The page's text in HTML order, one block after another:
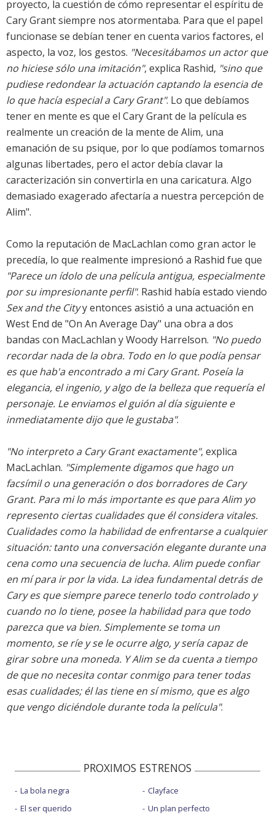
proyecto, la cuestión de cómo representar el espíritu de
Cary Grant siempre nos atormentaba. Para que el papel
funcionase se debían tener en cuenta varios factores, el
aspecto, la voz, los gestos. "Necesitábamos un actor que
no hiciese sólo una imitación", explica Rashid, "sino que
pudiese redondear la actuación captando la esencia de
lo que hacía especial a Cary Grant". Lo que debíamos
tener en mente es que el Cary Grant de la película es
realmente un creación de la mente de Alim, una
emanación de su psique, por lo que podíamos tomarnos
algunas libertades, pero el actor debía clavar la
caracterización sin convertirla en una caricatura. Algo
demasiado exagerado afectaría a nuestra percepción de
Alim".
Como la reputación de MacLachlan como gran actor le
precedía, lo que realmente impresionó a Rashid fue que
"Parece un ídolo de una película antigua, especialmente
por su impresionante perfil". Rashid había estado viendo
Sex and the Cityy entonces asistió a una actuación en
West End de "On An Average Day" una obra a dos
bandas con MacLachlan y Woody Harrelson. "No puedo
recordar nada de la obra. Todo en lo que podía pensar
es que hab'a encontrado a mi Cary Grant. Poseía la
elegancia, el ingenio, y algo de la belleza que requería el
personaje. Le enviamos el guión al día siguiente e
inmediatamente dijo que le gustaba".
"No interpreto a Cary Grant exactamente", explica
MacLachlan. "Simplemente digamos que hago un
facsímil o una generación o dos borradores de Cary
Grant. Para mi lo más importante es que para Alim yo
represento ciertas cualidades que él considera vitales.
Cualidades como la habilidad de enfrentarse a cualquier
situación: tanto una conversación elegante durante una
cena como una secuencia de lucha. Alim puede confiar
en mí para ir por la vida. La idea fundamental detrás de
Cary es que siempre parece tenerlo todo controlado y
cuando no lo tiene, posee la habilidad para que todo
parezca que va bien. Simplemente se toma un
momento, se ríe y se le ocurre algo, y sería capaz de
girar sobre una moneda. Y Alim se da cuenta a tiempo
de que no necesita contar conmigo para tener todas
esas cualidades; él las tiene en sí mismo, que es algo
que vengo diciéndole durante toda la película".
PROXIMOS ESTRENOS
La bola negra
El ser querido
Clayface
Un plan perfecto